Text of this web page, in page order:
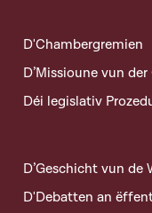
D'Chambergremien
D’Missioune vun
Déi legislativ
D’Geschicht vun de
D'Debatten an